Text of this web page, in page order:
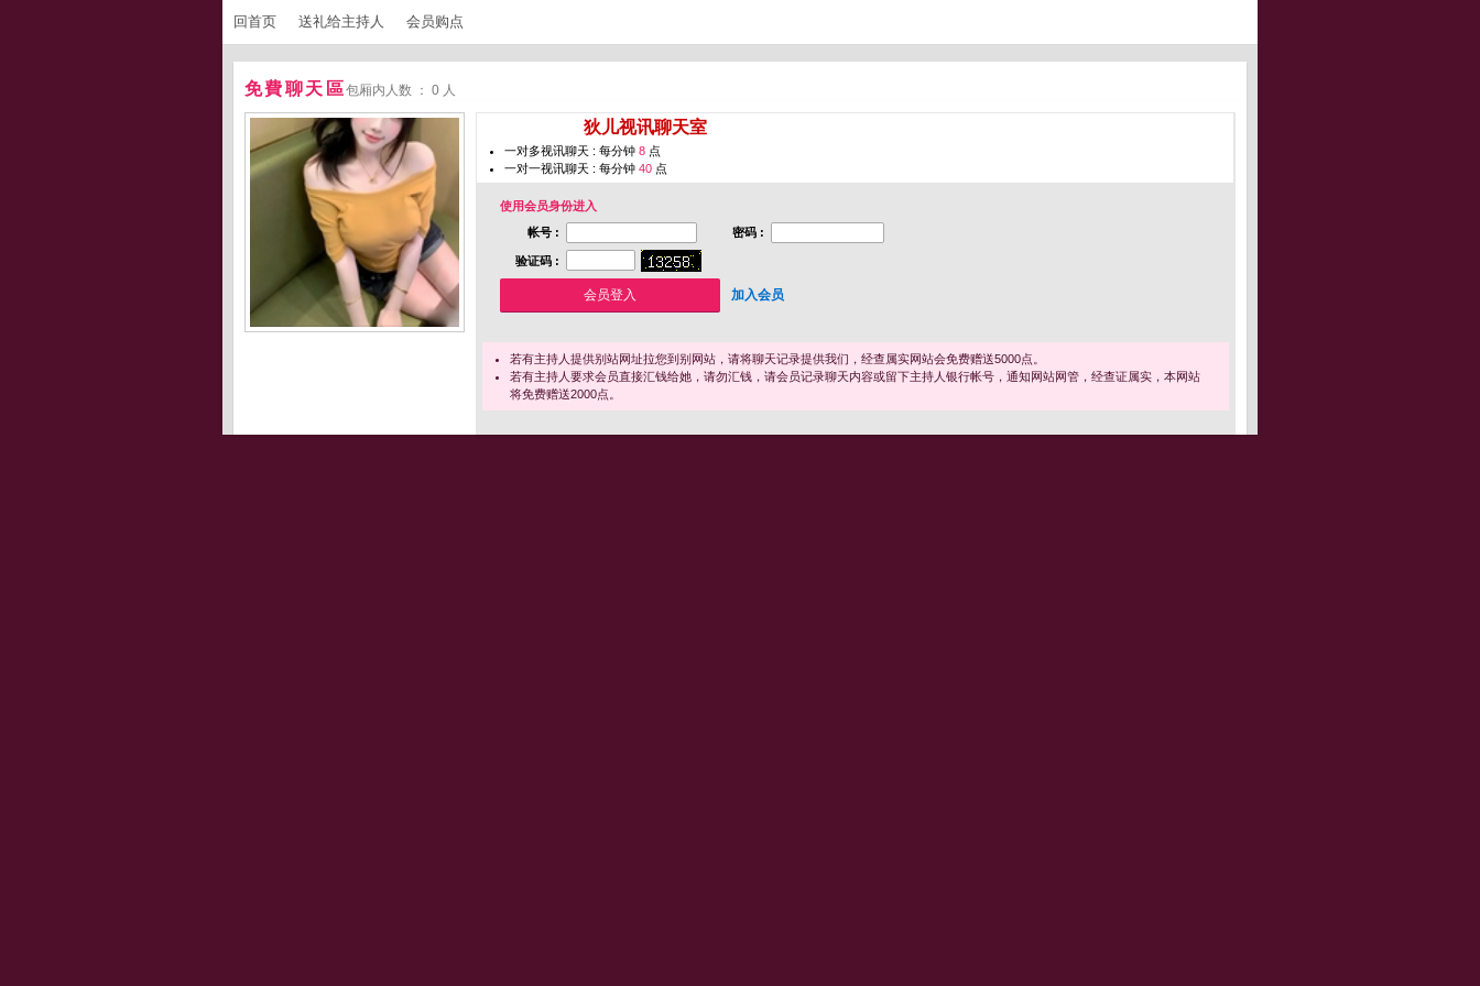
回首页 送礼给主持人 会员购点
免費聊天區包厢内人数 ： 0 人
狄儿视讯聊天室
一对多视讯聊天 : 每分钟 8 点
一对一视讯聊天 : 每分钟 40 点
使用会员身份进入
帐号 :
密码 :
验证码 :
加入会员
若有主持人提供别站网址拉您到别网站，请将聊天记录提供我们，经查属实网站会免费赠送5000点。
若有主持人要求会员直接汇钱给她，请勿汇钱，请会员记录聊天内容或留下主持人银行帐号，通知网站网管，经查证属实，本网站
将免费赠送2000点。